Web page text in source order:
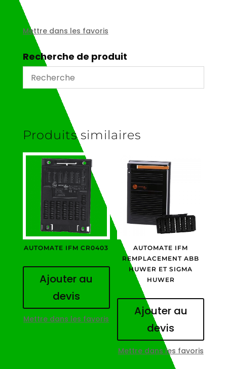
pour
bouton
poussoir
ZBP0
Mettre dans les favoris
Recherche de produit
Produits similaires
AUTOMATE IFM CR0403
Ajouter au
devis
Mettre dans les favoris
AUTOMATE IFM
REMPLACEMENT ABB
HUWER ET SIGMA
HUWER
Ajouter au
devis
Mettre dans les favoris